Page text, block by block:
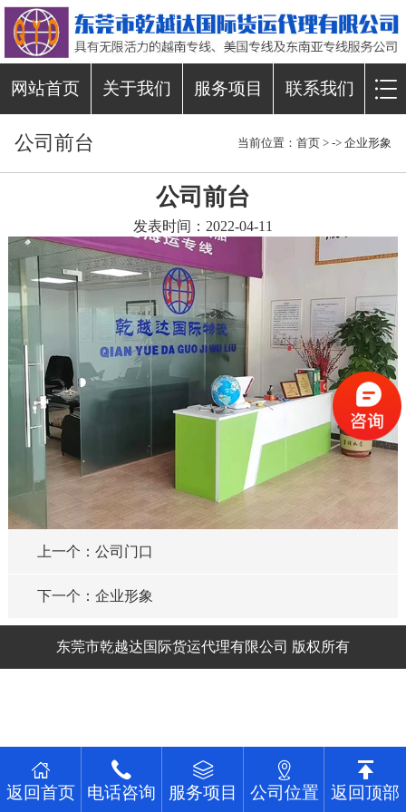
网站首页 关于我们 服务项目 联系我们
公司前台 当前位置： 首页 > -> 企业形象
公司前台
发表时间：2022-04-11
上一个：公司门口
下一个：企业形象
东莞市乾越达国际货运代理有限公司 版权所有
返回首页 电话咨询 服务项目 公司位置 返回顶部